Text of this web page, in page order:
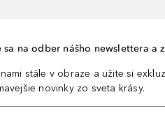
sa na odber nášho newslettera a
stále v obraze a užite si
novinky zo sveta krásy.